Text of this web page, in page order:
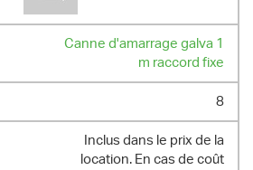
Canne d'amarrage galva 1
m raccord fixe
8
Inclus dans le prix de la
location. En cas de coût